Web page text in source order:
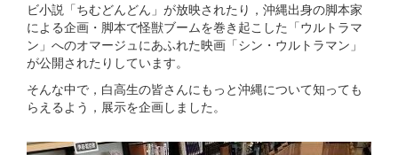
ビ小説「ちむどんどん」が放映されたり，沖縄出身の脚本家
による企画・脚本で怪獣ブームを巻き起こした「ウルトラマ
ン」へのオマージュにあふれた映画「シン・ウルトラマン」
が公開されたりしています。
そんな中で，白高生の皆さんにもっと沖縄について知っても
らえるよう，展示を企画しました。